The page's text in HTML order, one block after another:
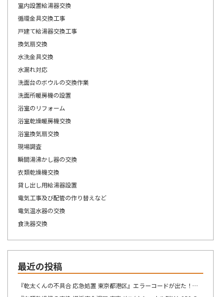
室内設置給湯器交換
循環金具交換工事
戸建て給湯器交換工事
換気扇交換
水洗金具交換
水漏れ対応
洗面台のボウルの交換作業
洗面所暖房機の設置
浴室のリフォーム
浴室乾燥暖房機交換
浴室換気扇交換
現場調査
瞬間湯沸かし器の交換
衣類乾燥機交換
貸し出し用給湯器設置
電気工事及び配管の作り替えなど
電気温水器の交換
食洗器交換
最近の投稿
『乾太くんの不具合 応急処置 東京都港区』エラーコードが出た！！！